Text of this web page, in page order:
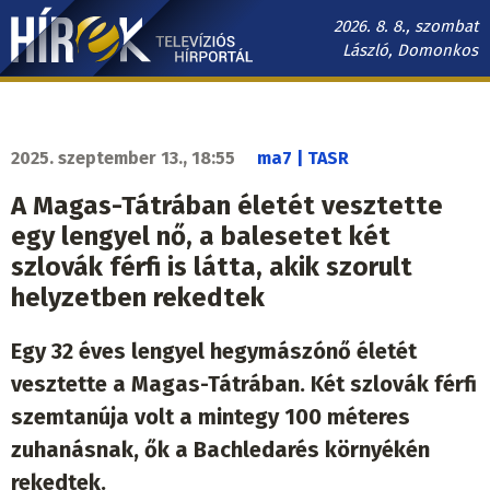
Ugrás
tartalomra
2026. 8. 8., szombat
László, Domonkos
Hírek.sk
2025. szeptember 13., 18:55 ma7 | TASR
A Magas-Tátrában életét vesztette
egy lengyel nő, a balesetet két
szlovák férfi is látta, akik szorult
helyzetben rekedtek
Egy 32 éves lengyel hegymászónő életét
vesztette a Magas-Tátrában. Két szlovák férfi
szemtanúja volt a mintegy 100 méteres
zuhanásnak, ők a Bachledarés környékén
rekedtek.